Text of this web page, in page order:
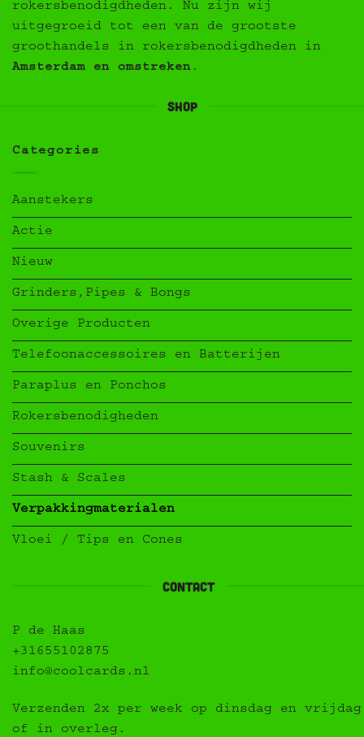
rokersbenodigdheden. Nu zijn wij
uitgegroeid tot een van de grootste
groothandels in rokersbenodigdheden in
Amsterdam en omstreken .
Shop
Categories
Aanstekers
Actie
Nieuw
Grinders,Pipes & Bongs
Overige Producten
Telefoonaccessoires en Batterijen
Paraplus en Ponchos
Rokersbenodigheden
Souvenirs
Stash & Scales
Verpakkingmaterialen
Vloei / Tips en Cones
contact
P de Haas
+31655102875
info@coolcards.nl
Verzenden 2x per week op dinsdag en vrijdag
of in overleg.